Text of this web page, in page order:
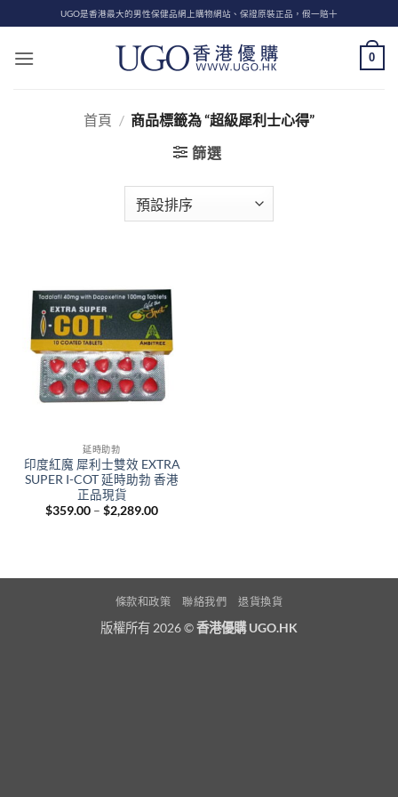
to
content
UGO是香港最大的男性保健品網上購物網站、保證原裝正品，假一賠十
0
首頁 / 商品標籤為 “超級犀利士心得”
篩選
延時助勃
印度紅魔 犀利士雙效 EXTRA
SUPER I-COT 延時助勃 香港
正品現貨
$359.00 – $2,289.00Price
條款和政策 聯絡我們 退貨換貨
版權所有 2026 ©香港優購 UGO.HK